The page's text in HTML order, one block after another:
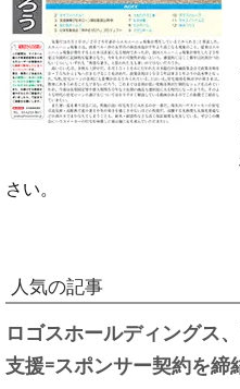
さい。
人気の記事
ロゴスホールディングス
支援=スポンサー契約を締